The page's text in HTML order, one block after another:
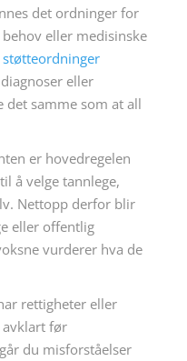
det ordninger for
eller medisinske
støtteordninger
eller
det samme som at all
er hovedregelen
å velge tannlege,
Nettopp derfor blir
eller offentlig
vurderer hva de
rettigheter eller
avklart før
du misforståelser